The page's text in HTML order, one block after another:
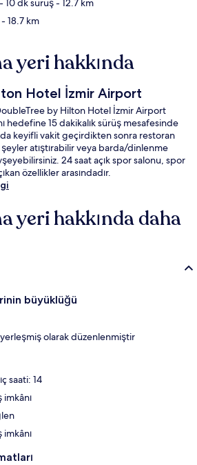
- 10 dk sürüş- 12.7 km
- 18.7 km
yeri hakkında
Hotel İzmir Airport
by Hilton Hotel İzmir Airport
hedefine 15 dakikalık sürüş mesafesinde
keyifli vakit geçirdikten sonra restoran
atıştırabilir veya barda/dinlenme
24 saat açık spor salonu, spor
özellikler arasındadır.
yeri hakkında daha
büyüklüğü
olarak düzenlenmiştir
saati: 14
imkânı
imkânı